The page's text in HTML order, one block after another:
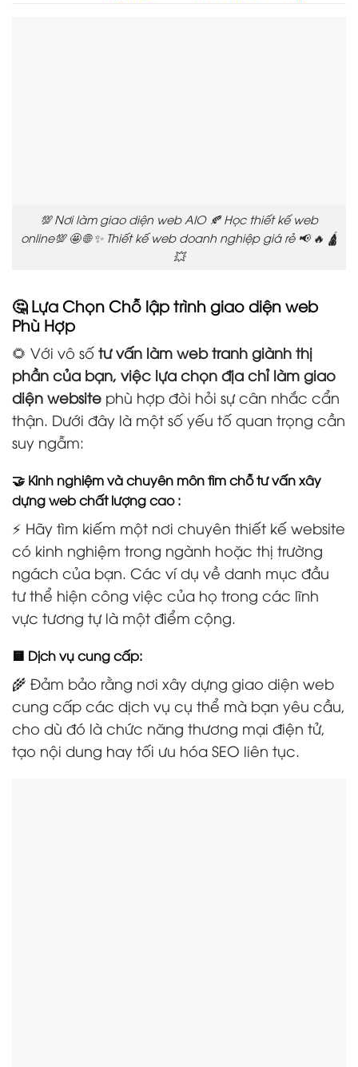
💯 Nơi làm giao diện web AIO 🍂 Học thiết kế web
online💯 🤩 🌐 ✨ Thiết kế web doanh nghiệp giá rẻ 📢 🔥 🛕
💥
🤔 Lựa Chọn Chỗ lập trình giao diện web
Phù Hợp
🌻 Với vô số tư vấn làm web tranh giành thị
phần của bạn, việc lựa chọn địa chỉ làm giao
diện website phù hợp đòi hỏi sự cân nhắc cẩn
thận. Dưới đây là một số yếu tố quan trọng cần
suy ngẫm:
🤝 Kinh nghiệm và chuyên môn tìm chỗ tư vấn xây
dựng web chất lượng cao :
⚡ Hãy tìm kiếm một nơi chuyên thiết kế website
có kinh nghiệm trong ngành hoặc thị trường
ngách của bạn. Các ví dụ về danh mục đầu
tư thể hiện công việc của họ trong các lĩnh
vực tương tự là một điểm cộng.
🟨 Dịch vụ cung cấp:
🌾 Đảm bảo rằng nơi xây dựng giao diện web
cung cấp các dịch vụ cụ thể mà bạn yêu cầu,
cho dù đó là chức năng thương mại điện tử,
tạo nội dung hay tối ưu hóa SEO liên tục.